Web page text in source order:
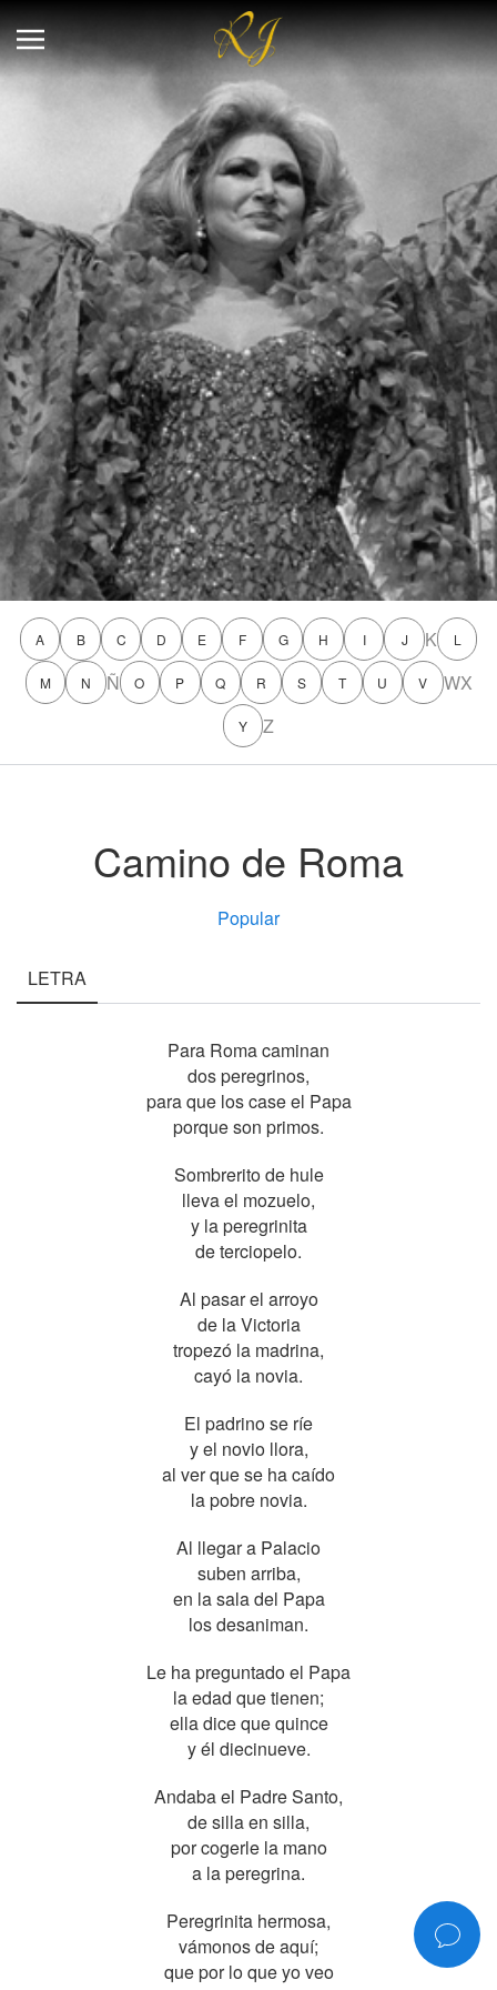
A B C D E F G H I J K L
M N Ñ O P Q R S T U V WX
Y Z
Camino de Roma
Popular
LETRA
Para Roma caminan
dos peregrinos,
para que los case el Papa
porque son primos.
Sombrerito de hule
lleva el mozuelo,
y la peregrinita
de terciopelo.
Al pasar el arroyo
de la Victoria
tropezó la madrina,
cayó la novia.
El padrino se ríe
y el novio llora,
al ver que se ha caído
la pobre novia.
Al llegar a Palacio
suben arriba,
en la sala del Papa
los desaniman.
Le ha preguntado el Papa
la edad que tienen;
ella dice que quince
y él diecinueve.
Andaba el Padre Santo,
de silla en silla,
por cogerle la mano
a la peregrina.
Peregrinita hermosa,
vámonos de aquí;
que por lo que yo veo